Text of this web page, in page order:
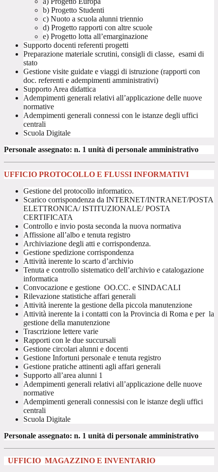
b) Progetto Studenti
c) Nuoto a scuola alunni triennio
d) Progetto rapporti con altre scuole
e) Progetto lotta all’emarginazione
Supporto docenti referenti progetti
Preparazione materiale scrutini, consigli di classe, esami di
stato
Gestione visite guidate e viaggi di istruzione (rapporti con
doc. referenti e adempimenti amministrativi)
Supporto Area didattica
Adempimenti generali relativi all’applicazione delle nuove
normative
Adempimenti generali connessi con le istanze degli uffici
centrali
Scuola Digitale
Personale assegnato: n. 1 unità di personale amministrativo
UFFICIO PROTOCOLLO E FLUSSI INFORMATIVI
Gestione del protocollo informatico.
Scarico corrispondenza da INTERNET/INTRANET/POSTA
ELETTRONICA/ ISTITUZIONALE/ POSTA
CERTIFICATA
Controllo e invio posta seconda la nuova normativa
Affissione all’albo e tenuta registro
Archiviazione degli atti e corrispondenza.
Gestione spedizione corrispondenza
Attività inerente lo scarto d’archivio
Tenuta e controllo sistematico dell’archivio e catalogazione
informatica
Convocazione e gestione OO.CC. e SINDACALI
Rilevazione statistiche affari generali
Attività inerente la gestione della piccola manutenzione
Attività inerente la i contatti con la Provincia di Roma e per la
gestione della manutenzione
Trascrizione lettere varie
Rapporti con le due succursali
Gestione circolari alunni e docenti
Gestione Infortuni personale e tenuta registro
Gestione pratiche attinenti agli affari generali
Supporto all’area alunni 1
Adempimenti generali relativi all’applicazione delle nuove
normative
Adempimenti generali connessisi con le istanze degli uffici
centrali
Scuola Digitale
Personale assegnato: n. 1 unità di personale amministrativo
UFFICIO MAGAZZINO E INVENTARIO